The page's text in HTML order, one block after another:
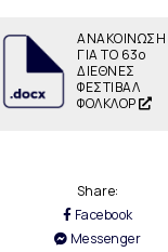
ΑΝΑΚΟΙΝΩΣΗ
ΓΙΑ ΤΟ 63ο
ΔΙΕΘΝΕΣ
ΦΕΣΤΙΒΑΛ
ΦΟΛΚΛΟΡ
Share:
Facebook
Messenger